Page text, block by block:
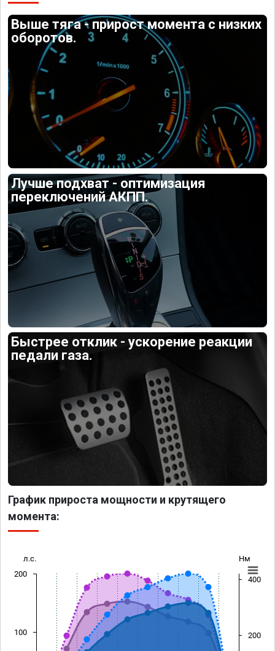
Выше тяга - прирост момента с низких
оборотов.
Лучше подхват - оптимизация
переключений АКПП.
Быстрее отклик - ускорение реакции
педали газа.
График прироста мощности и крутящего
момента:
л.с. Нм
100
200
200
400